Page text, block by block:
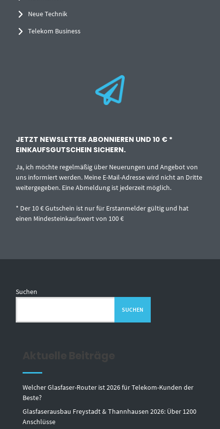
Neue Technik
Telekom Business
JETZT NEWSLETTER ABONNIEREN UND 10 € *
EINKAUFSGUTSCHEIN SICHERN.
Ja, ich möchte regelmäßig über Neuerungen und Angebot von
uns informiert werden. Meine E-Mail-Adresse wird nicht an Dritte
weitergegeben. Eine Abmeldung ist jederzeit möglich.
* Der 10 € Gutschein ist nur für Erstanmelder gültig und hat
einen Mindesteinkaufswert von 100 €
Suchen
SUCHEN
Welcher Glasfaser-Router ist 2026 für Telekom-Kunden der
Beste?
Glasfaserausbau Freystadt & Thannhausen 2026: Über 1200
Anschlüsse